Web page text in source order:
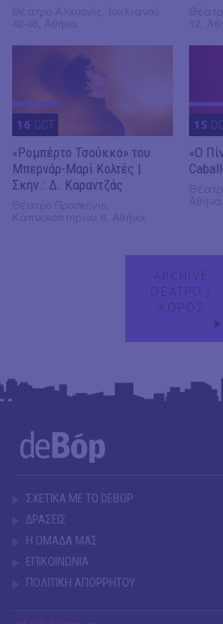
16 OCT
«Ρομπέρτο Τσούκκο» του
Μπερνάρ-Μαρί Κολτές |
Σκην.: Δ. Καραντζάς
15
«Ο
ARCHIVE
ΘΕΑΤΡΟ /
ΧΟΡΟΣ
ΣΧΕΤΙΚΑ ΜΕ ΤΟ DEBOP
ΔΡΑΣΕΙΣ
Η ΟΜΑΔΑ ΜΑΣ
ΕΠΙΚΟΙΝΩΝΙΑ
ΠΟΛΙΤΙΚΗ ΑΠΟΡΡΗΤΟΥ